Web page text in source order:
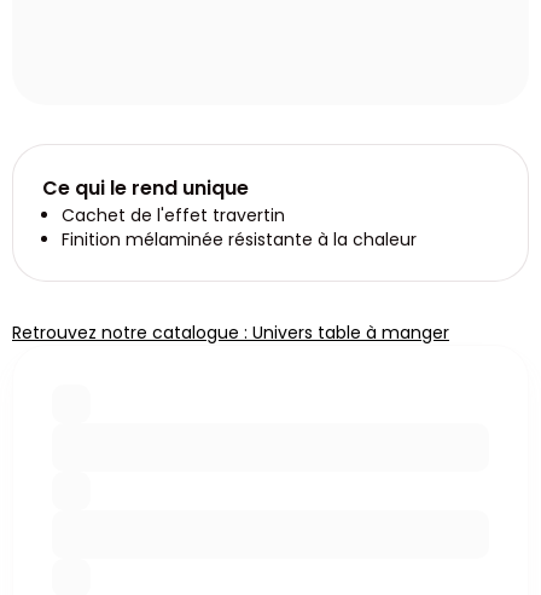
Ce qui le rend unique
Cachet de l'effet travertin
Finition mélaminée résistante à la chaleur
Retrouvez notre catalogue : Univers table à manger